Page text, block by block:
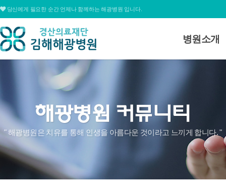
당신에게 필요한 순간 언제나 함께하는 해광병원 입니다.
병원소개
병원장 인사
병원연혁
심볼&로고
병원조직도
병원둘러보
찾아오시는
대표전화
055.311.1678
평일
09:00 ~ 12:30 / 13:30 ~ 17:00
토요일09:00 ~ 15:00
" 해광병원은 치유를 통해 인생을 아름다운 것이라고 느끼게 합니다. "